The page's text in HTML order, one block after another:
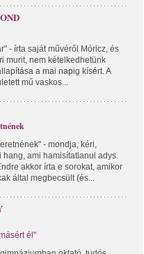
- írta saját művéről Móricz, és
murit, nem kételkedhetünk
a mai napig kísért. A
mű vaskos...
- mondja, kéri,
ami hamisítatlanul adys.
akkor írta e sorokat, amikor
által megbecsült (és...
él"